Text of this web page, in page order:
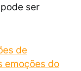
ser
de
emoções do